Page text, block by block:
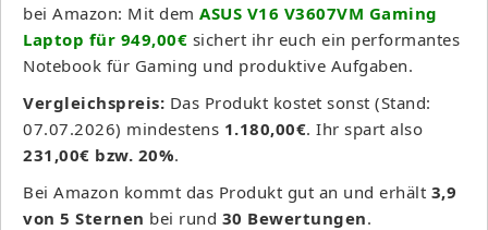
bei Amazon: Mit dem ASUS V16 V3607VM Gaming
Laptop für 949,00€ sichert ihr euch ein performantes
Notebook für Gaming und produktive Aufgaben.
Vergleichspreis: Das Produkt kostet sonst (Stand:
07.07.2026) mindestens 1.180,00€. Ihr spart also
231,00€ bzw. 20%.
Bei Amazon kommt das Produkt gut an und erhält 3,9
von 5 Sternen bei rund 30 Bewertungen.